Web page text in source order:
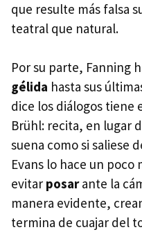
que resulte más falsa
teatral que natural.
Por su parte, Fanning
gélida hasta sus
dice los diálogos tiene
Brühl: recita, en lugar
suena como si saliese
Evans lo hace un
evitar posarante la
manera evidente,
termina de cuajar del